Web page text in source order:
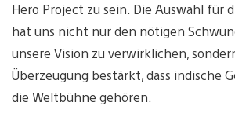
Hero Project zu sein. Die Auswahl für
hat uns nicht nur den nötigen
unsere Vision zu verwirklichen,
Überzeugung bestärkt, dass indische
die Weltbühne gehören.